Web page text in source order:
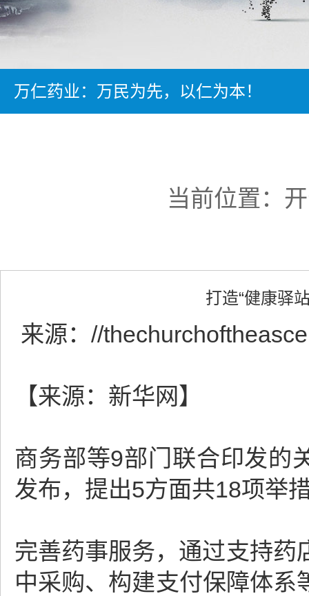
万仁药业：万民为先，以仁为本！
当前位置：
打造“健康驿
来源： //
【来源：新华网】
商务部等9部门联合印发的
发布，提出5方面共18项举
完善药事服务，通过支持药
中采购、构建支付保障体系